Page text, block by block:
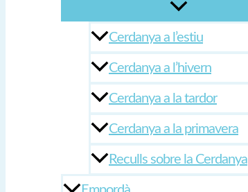
Cerdanya a l’estiu
Cerdanya a l’hivern
Cerdanya a la tardor
Cerdanya a la primavera
Reculls sobre la Cerdanya